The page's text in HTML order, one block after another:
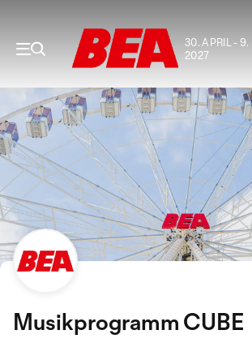
30. APRIL - 9.
2027
Musikprogramm CUBE